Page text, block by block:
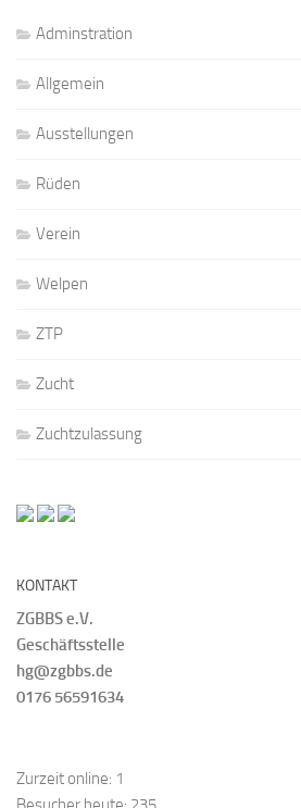
Adminstration
Allgemein
Ausstellungen
Rüden
Verein
Welpen
ZTP
Zucht
Zuchtzulassung
KONTAKT
ZGBBS e.V.
Geschäftsstelle
hg@zgbbs.de
0176 56591634
Zurzeit online: 1